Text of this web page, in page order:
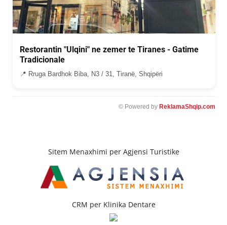
Restorantin "Ulqini" ne zemer te Tiranes - Gatime
Tradicionale
📍 Rruga Bardhok Biba, N3 / 31, Tiranë, Shqipëri
© Powered by ReklamaShqip.com
Sitem Menaxhimi per Agjensi Turistike
CRM per Klinika Dentare